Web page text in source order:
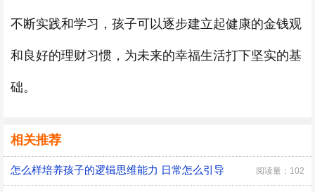
不断实践和学习，孩子可以逐步建立起健康的金钱观
和良好的理财习惯，为未来的幸福生活打下坚实的基
础。
相关推荐
怎么样培养孩子的逻辑思维能力 日常怎么引导 阅读量：102